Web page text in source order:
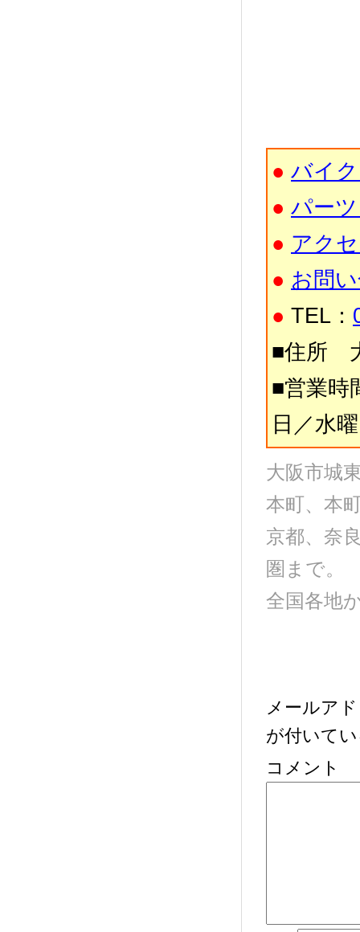
● バイ
● パー
● アク
● お問
● TEL：
■住所
■営業時
日／水
大阪市城
本町、本
京都、奈
圏まで。
全国各地
メールア
が付いて
コメント